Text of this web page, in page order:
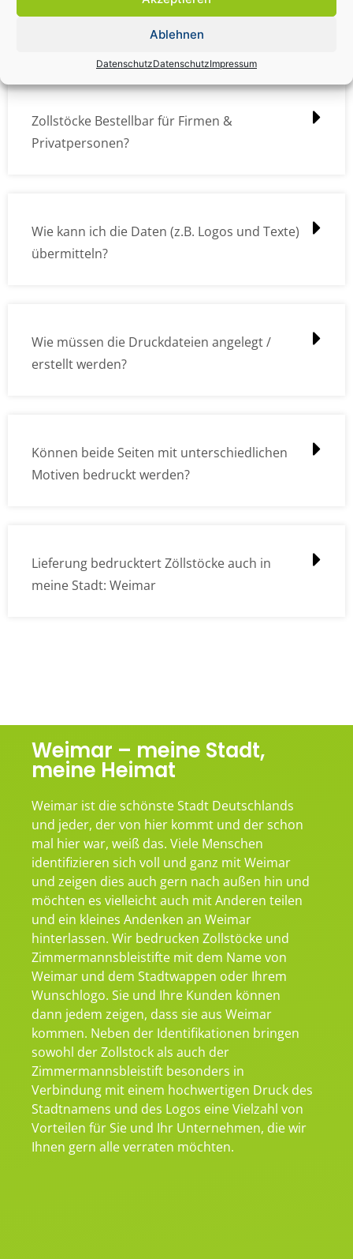
Ablehnen
DatenschutzDatenschutzImpressum
Zollstock Druckdatencheck / Profidatencheck
Zollstöcke Bestellbar für Firmen &
Privatpersonen?
Wie kann ich die Daten (z.B. Logos und Texte)
übermitteln?
Wie müssen die Druckdateien angelegt /
erstellt werden?
Können beide Seiten mit unterschiedlichen
Motiven bedruckt werden?
Lieferung bedrucktert Zöllstöcke auch in
meine Stadt: Weimar
Weimar – meine Stadt,
meine Heimat
Weimar ist die schönste Stadt Deutschlands
und jeder, der von hier kommt und der schon
mal hier war, weiß das. Viele Menschen
identifizieren sich voll und ganz mit Weimar
und zeigen dies auch gern nach außen hin und
möchten es vielleicht auch mit Anderen teilen
und ein kleines Andenken an Weimar
hinterlassen. Wir bedrucken Zollstöcke und
Zimmermannsbleistifte mit dem Name von
Weimar und dem Stadtwappen oder Ihrem
Wunschlogo. Sie und Ihre Kunden können
dann jedem zeigen, dass sie aus Weimar
kommen. Neben der Identifikationen bringen
sowohl der Zollstock als auch der
Zimmermannsbleistift besonders in
Verbindung mit einem hochwertigen Druck des
Stadtnamens und des Logos eine Vielzahl von
Vorteilen für Sie und Ihr Unternehmen, die wir
Ihnen gern alle verraten möchten.